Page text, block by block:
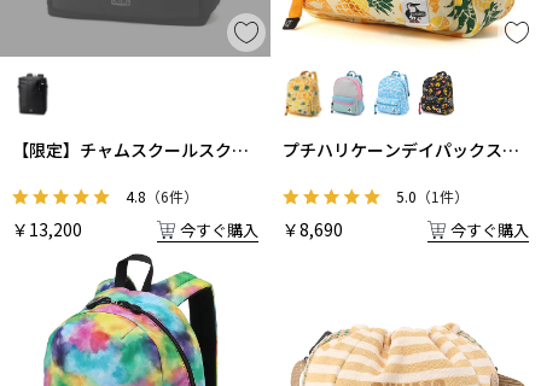
【限定】チャムスクールスクエ
4.8 （6件）
￥13,200 今すぐ購入
プチハリケーンデイパックスウ
5.0 （1件）
￥8,690 今すぐ購入